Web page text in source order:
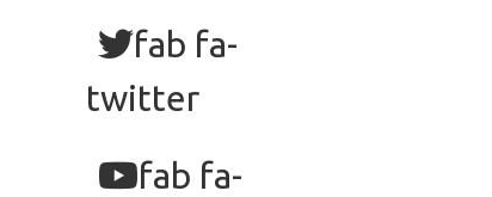
fab fa-
twitter
fab fa-